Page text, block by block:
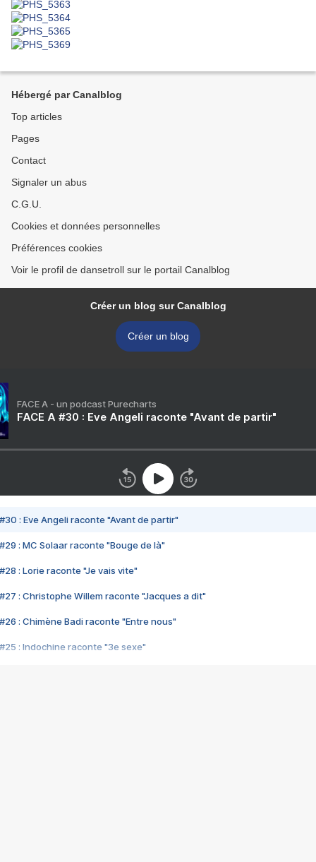
Hébergé par Canalblog
Top articles
Pages
Contact
Signaler un abus
C.G.U.
Cookies et données personnelles
Préférences cookies
Voir le profil de dansetroll sur le portail Canalblog
Créer un blog sur Canalblog
Créer un blog
FACE A - un podcast Purecharts
FACE A #30 : Eve Angeli raconte "Avant de partir"
#30 : Eve Angeli raconte "Avant de partir"
#29 : MC Solaar raconte "Bouge de là"
#28 : Lorie raconte "Je vais vite"
#27 : Christophe Willem raconte "Jacques a dit"
#26 : Chimène Badi raconte "Entre nous"
#25 : Indochine raconte "3e sexe"